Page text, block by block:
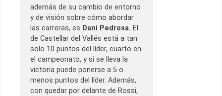
además de su cambio de entorno
y de visión sobre cómo abordar
las carreras, es Dani Pedrosa. El
de Castellar del Vallés está a tan
solo 10 puntos del líder, cuarto en
el campeonato, y si se lleva la
victoria puede ponerse a 5 o
menos puntos del líder. Además,
con quedar por delante de Rossi,